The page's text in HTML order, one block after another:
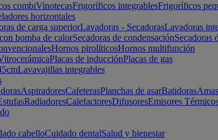
combiVinotecasFrigoríficos integrablesFrigoríficos
horizontales
de carga superiorLavadoras - SecadorasLavadoras
bomba de calorSecadoras de condensaciónSecadoras
Hornos pirolíticosHornos multifunción
Placas de inducciónPlacas de gas
Lavavajillas integrables
AspiradoresCafeterasPlanchas de asarBatidoras
RadiadoresCalefactoresDifusoresEmisores
cabelloCuidado dentalSalud y bienestar